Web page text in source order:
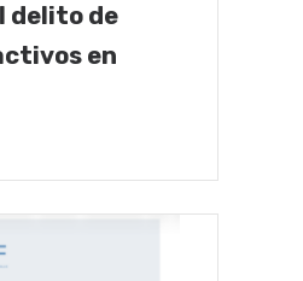
delito de
en